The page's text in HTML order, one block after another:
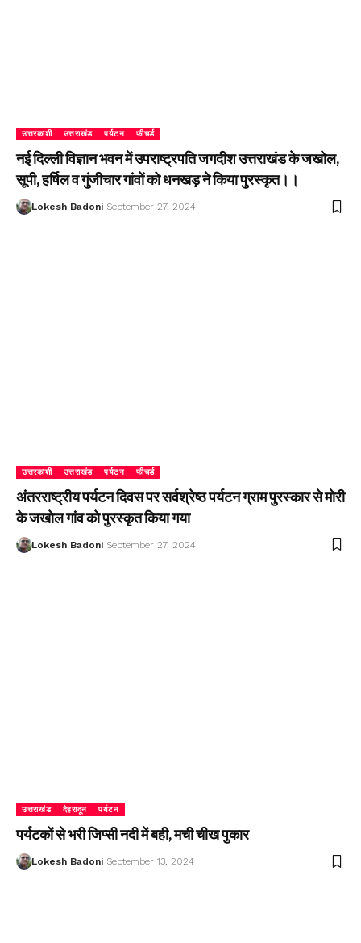
उत्तरकाशी उत्तराखंड पर्यटन फीचर्ड
नई दिल्ली विज्ञान भवन में उपराष्ट्रपति जगदीश उत्तराखंड के जखोल,
सूपी, हर्षिल व गुंजीचार गांवों को धनखड़ ने किया पुरस्कृत।।
Lokesh Badoni September 27, 2024
उत्तरकाशी उत्तराखंड पर्यटन फीचर्ड
अंतरराष्ट्रीय पर्यटन दिवस पर सर्वश्रेष्ठ पर्यटन ग्राम पुरस्कार से मोरी
के जखोल गांव को पुरस्कृत किया गया
Lokesh Badoni September 27, 2024
उत्तराखंड देहरादून पर्यटन
पर्यटकों से भरी जिप्सी नदी में बही, मची चीख पुकार
Lokesh Badoni September 13, 2024